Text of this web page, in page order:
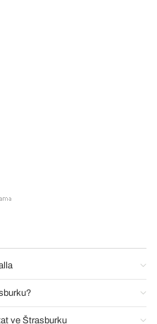
ve Štrasburku